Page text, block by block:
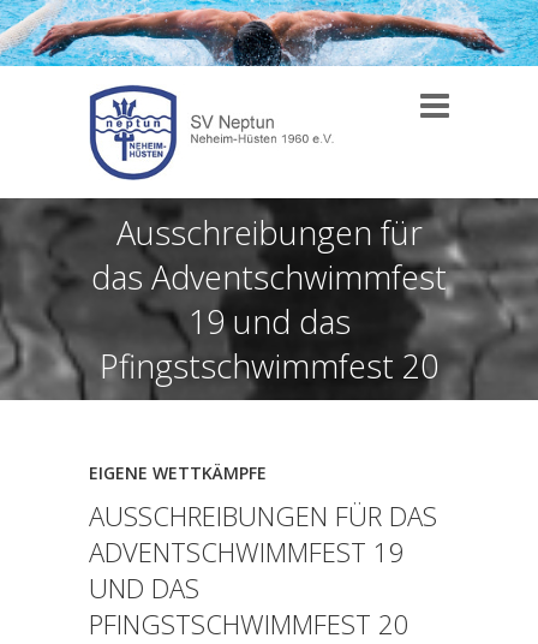
Ausschreibungen für
das Adventschwimmfest
19 und das
Pfingstschwimmfest 20
EIGENE WETTKÄMPFE
AUSSCHREIBUNGEN FÜR DAS
ADVENTSCHWIMMFEST 19
UND DAS
PFINGSTSCHWIMMFEST 20